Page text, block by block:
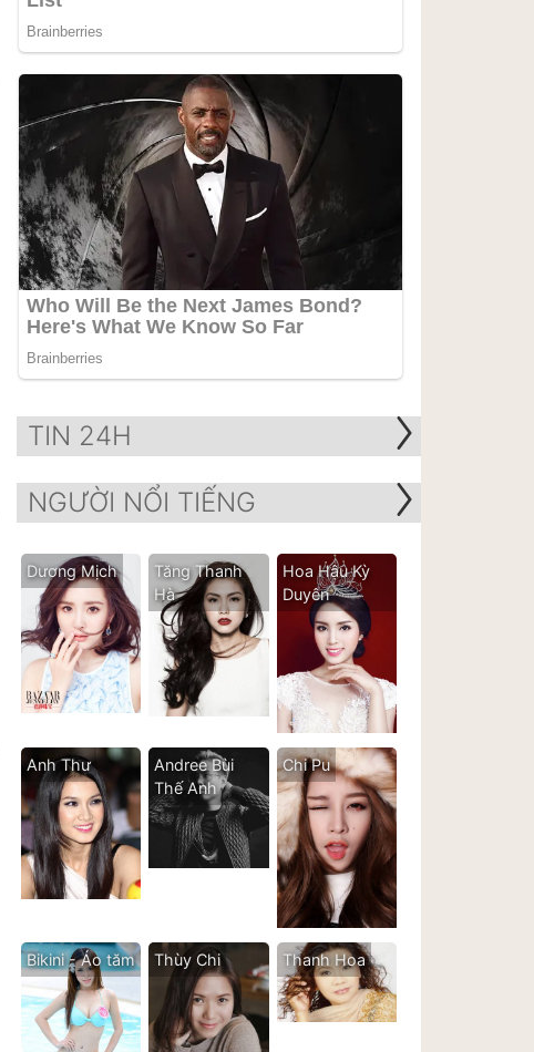
TIN 24H
NGƯỜI NỔI TIẾNG
Dương Mịch
Tăng Thanh
Hà
Hoa Hậu Kỳ
Duyên
Anh Thư
Andree Bùi
Thế Anh
Chi Pu
Bikini - Áo tăm Thùy Chi Thanh Hoa